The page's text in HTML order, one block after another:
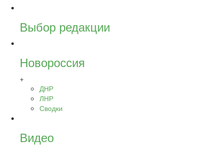
Выбор редакции
Новороссия
+
ДНР
ЛНР
Сводки
Видео